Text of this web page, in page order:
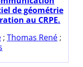
de géométrie
au CRPE.
; Thomas René ;